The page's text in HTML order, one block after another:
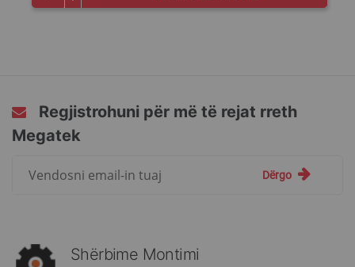
Regjistrohuni për më të rejat rreth
Megatek
rreth
Megatek:
Dërgo
Shërbime Montimi